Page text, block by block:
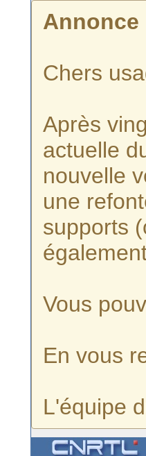
Annonce
Chers
Après
actuelle
nouvelle
une
supports
Vous
En vous
L'équipe